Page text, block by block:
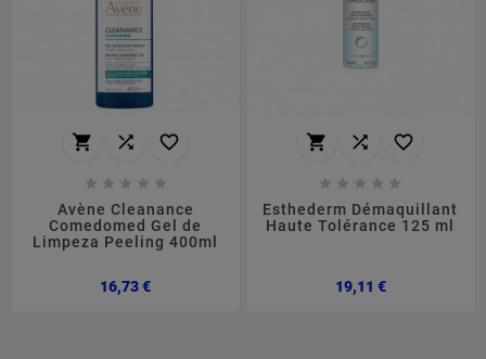
  
    
Avène Cleanance
Comedomed Gel de
Limpeza Peeling 400ml
16,73 €Preço
  
    
Esthederm Démaquillant
Haute Tolérance 125 ml
19,11 €Preço